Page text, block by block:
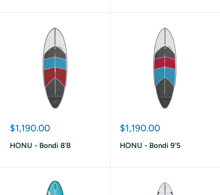
Prix
$1,190.00
HONU - Bondi 8'8
Prix
$1,190.00
HONU - Bondi 9'5